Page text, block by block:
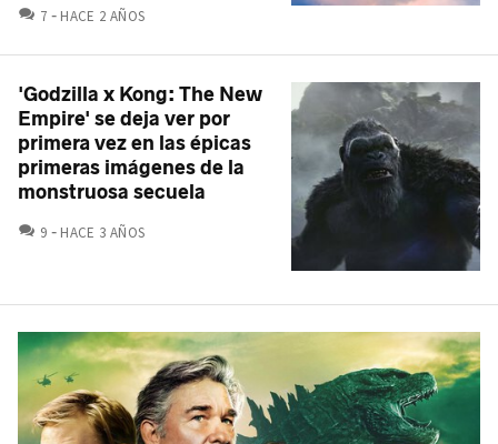
7 COMENTARIOS
HACE 2 AÑOS
'Godzilla x Kong: The New
Empire' se deja ver por
primera vez en las épicas
primeras imágenes de la
monstruosa secuela
9 COMENTARIOS
HACE 3 AÑOS